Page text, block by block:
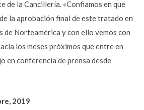
de la Cancillería. «Confiamos en que
la aprobación final de este tratado en
de Norteamérica y con ello vemos con
los meses próximos que entre en
en conferencia de prensa desde
2019